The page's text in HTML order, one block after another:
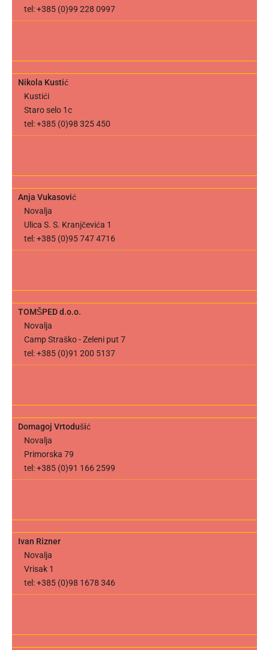
tel: +385 (0)99 228 0997
Nikola Kustić
Kustići
Staro selo 1c
tel: +385 (0)98 325 450
Anja Vukasović
Novalja
Ulica S. S. Kranjčevića 1
tel: +385 (0)95 747 4716
TOMŠPED d.o.o.
Novalja
Camp Straško - Zeleni put 7
tel: +385 (0)91 200 5137
Domagoj Vrtodušić
Novalja
Primorska 79
tel: +385 (0)91 166 2599
Ivan Rizner
Novalja
Vrisak 1
tel: +385 (0)98 1678 346